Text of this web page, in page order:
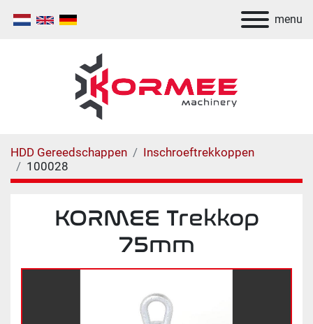
menu
HDD Gereedschappen
Inschroeftrekkoppen
100028
KORMEE Trekkop
75mm